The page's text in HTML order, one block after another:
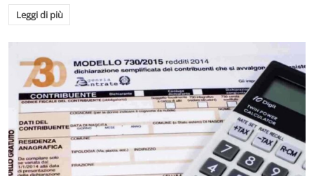
Leggi di più